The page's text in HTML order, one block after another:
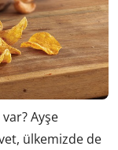
Ayşe
ülkemizde de